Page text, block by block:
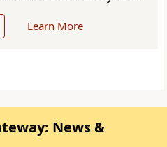
Learn More
News &